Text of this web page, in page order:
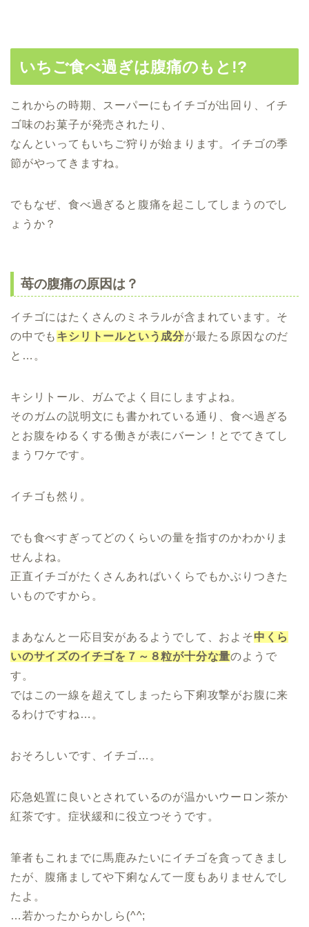
いちご食べ過ぎは腹痛のもと!?
これからの時期、スーパーにもイチゴが出回り、イチ
ゴ味のお菓子が発売されたり、
なんといってもいちご狩りが始まります。イチゴの季
節がやってきますね。
でもなぜ、食べ過ぎると腹痛を起こしてしまうのでし
ょうか？
苺の腹痛の原因は？
イチゴにはたくさんのミネラルが含まれています。そ
の中でも キシリトールという成分が最たる原因なのだ
と…。
キシリトール、ガムでよく目にしますよね。
そのガムの説明文にも書かれている通り、食べ過ぎる
とお腹をゆるくする働きが表にバーン！とでてきてし
まうワケです。
イチゴも然り。
でも食べすぎってどのくらいの量を指すのかわかりま
せんよね。
正直イチゴがたくさんあればいくらでもかぶりつきた
いものですから。
まあなんと一応目安があるようでして、およそ中くら
いのサイズのイチゴを７～８粒が十分な量のようで
す。
ではこの一線を超えてしまったら下痢攻撃がお腹に来
るわけですね…。
おそろしいです、イチゴ…。
応急処置に良いとされているのが温かいウーロン茶か
紅茶です。症状緩和に役立つそうです。
筆者もこれまでに馬鹿みたいにイチゴを貪ってきまし
たが、腹痛ましてや下痢なんて一度もありませんでし
たよ。
…若かったからかしら(^^;